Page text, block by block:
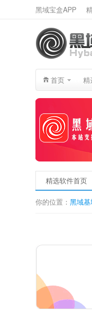
黑域宝盒APP
首页 精
精选软件首页
你的位置： 黑域